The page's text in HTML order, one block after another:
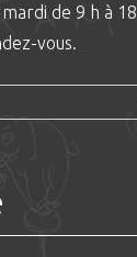
de 9 h à
vous.